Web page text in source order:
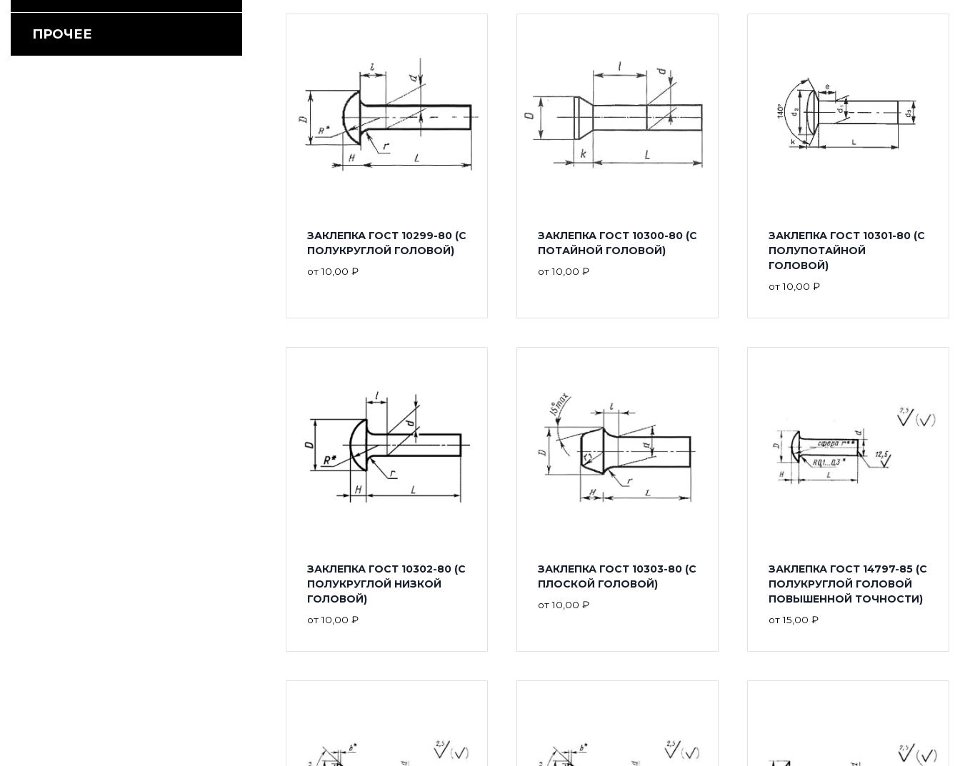
ЗАКЛЕПКА ГОСТ 10299-80 (С
ПОЛУКРУГЛОЙ ГОЛОВОЙ)
от10,00 ₽
ЗАКЛЕПКА ГОСТ 10300-80 (С
ПОТАЙНОЙ ГОЛОВОЙ)
от10,00 ₽
ЗАКЛЕПКА ГОСТ 10301-80 (С
ПОЛУПОТАЙНОЙ
ГОЛОВОЙ)
от10,00 ₽
ЗАКЛЕПКА ГОСТ 10302-80 (С
ПОЛУКРУГЛОЙ НИЗКОЙ
ГОЛОВОЙ)
от10,00 ₽
ЗАКЛЕПКА ГОСТ 10303-80 (С
ПЛОСКОЙ ГОЛОВОЙ)
от10,00 ₽
ЗАКЛЕПКА ГОСТ 14797-85 (С
ПОЛУКРУГЛОЙ ГОЛОВОЙ
ПОВЫШЕННОЙ ТОЧНОСТИ)
от15,00 ₽
ПРОЧЕЕ